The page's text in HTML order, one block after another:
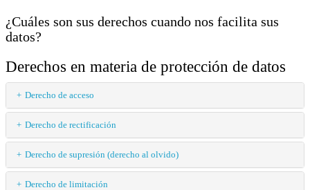
¿Cuáles son sus derechos cuando nos facilita sus
datos?
Derechos en materia de protección de datos
Derecho de acceso
Derecho de rectificación
Derecho de supresión (derecho al olvido)
Derecho de limitación